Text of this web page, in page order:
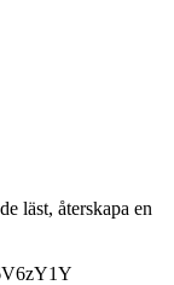
läst, återskapa en